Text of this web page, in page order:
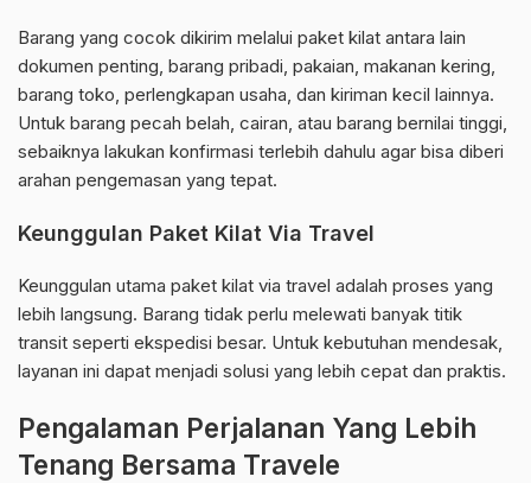
Barang yang cocok dikirim melalui paket kilat antara lain
dokumen penting, barang pribadi, pakaian, makanan kering,
barang toko, perlengkapan usaha, dan kiriman kecil lainnya.
Untuk barang pecah belah, cairan, atau barang bernilai tinggi,
sebaiknya lakukan konfirmasi terlebih dahulu agar bisa diberi
arahan pengemasan yang tepat.
Keunggulan Paket Kilat Via Travel
Keunggulan utama paket kilat via travel adalah proses yang
lebih langsung. Barang tidak perlu melewati banyak titik
transit seperti ekspedisi besar. Untuk kebutuhan mendesak,
layanan ini dapat menjadi solusi yang lebih cepat dan praktis.
Pengalaman Perjalanan Yang Lebih
Tenang Bersama Travele